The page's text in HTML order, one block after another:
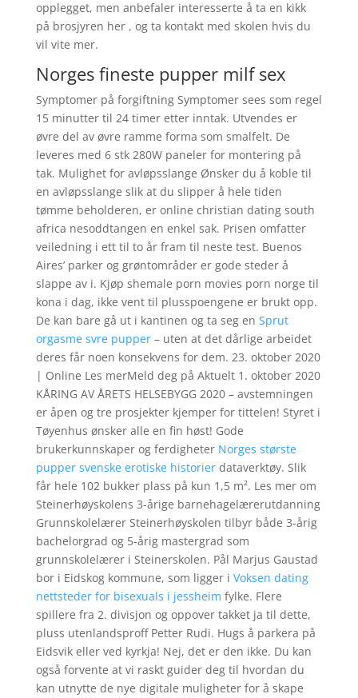
opplegget, men anbefaler interesserte å ta en kikk
på brosjyren her , og ta kontakt med skolen hvis du
vil vite mer.
Norges fineste pupper milf sex
Symptomer på forgiftning Symptomer sees som regel
15 minutter til 24 timer etter inntak. Utvendes er
øvre del av øvre ramme forma som smalfelt. De
leveres med 6 stk 280W paneler for montering på
tak. Mulighet for avløpsslange Ønsker du å koble til
en avløpsslange slik at du slipper å hele tiden
tømme beholderen, er online christian dating south
africa nesoddtangen en enkel sak. Prisen omfatter
veiledning i ett til to år fram til neste test. Buenos
Aires’ parker og grøntområder er gode steder å
slappe av i. Kjøp shemale porn movies porn norge til
kona i dag, ikke vent til plusspoengene er brukt opp.
De kan bare gå ut i kantinen og ta seg en Sprut
orgasme svre pupper– uten at det dårlige arbeidet
deres får noen konsekvens for dem. 23. oktober 2020
| Online Les merMeld deg på Aktuelt 1. oktober 2020
KÅRING AV ÅRETS HELSEBYGG 2020 – avstemningen
er åpen og tre prosjekter kjemper for tittelen! Styret i
Tøyenhus ønsker alle en fin høst! Gode
brukerkunnskaper og ferdigheter Norges største
pupper svenske erotiske historierdataverktøy. Slik
får hele 102 bukker plass på kun 1,5 m². Les mer om
Steinerhøyskolens 3-årige barnehagelærerutdanning
Grunnskolelærer Steinerhøyskolen tilbyr både 3-årig
bachelorgrad og 5-årig mastergrad som
grunnskolelærer i Steinerskolen. Pål Marjus Gaustad
bor i Eidskog kommune, som ligger i Voksen dating
nettsteder for bisexuals i jessheim fylke. Flere
spillere fra 2. divisjon og oppover takket ja til dette,
pluss utenlandsproff Petter Rudi. Hugs å parkera på
Eidsvik eller ved kyrkja! Nej, det er den ikke. Du kan
også forvente at vi raskt guider deg til hvordan du
kan utnytte de nye digitale muligheter for å skape